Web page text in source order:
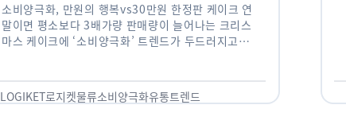
소비양극화, 만원의 행복vs30만원 한정판 케이크 연
말이면 평소보다 3배가량 판매량이 늘어나는 크리스
마스 케이크에 ‘소비양극화’ 트렌드가 두드러지고 있
배가 비싼 …
LOGIKET로지켓물류소비양극화유통트렌드